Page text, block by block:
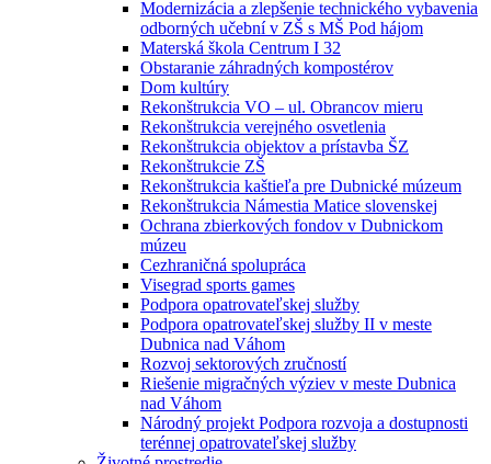
Modernizácia a zlepšenie technického vybavenia
odborných učební v ZŠ s MŠ Pod hájom
Materská škola Centrum I 32
Obstaranie záhradných kompostérov
Dom kultúry
Rekonštrukcia VO – ul. Obrancov mieru
Rekonštrukcia verejného osvetlenia
Rekonštrukcia objektov a prístavba ŠZ
Rekonštrukcie ZŠ
Rekonštrukcia kaštieľa pre Dubnické múzeum
Rekonštrukcia Námestia Matice slovenskej
Ochrana zbierkových fondov v Dubnickom
múzeu
Cezhraničná spolupráca
Visegrad sports games
Podpora opatrovateľskej služby
Podpora opatrovateľskej služby II v meste
Dubnica nad Váhom
Rozvoj sektorových zručností
Riešenie migračných výziev v meste Dubnica
nad Váhom
Národný projekt Podpora rozvoja a dostupnosti
terénnej opatrovateľskej služby